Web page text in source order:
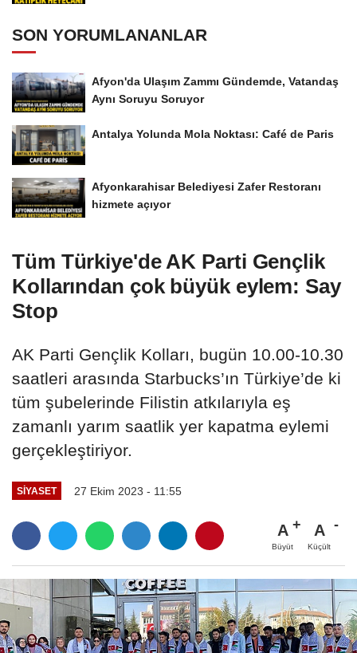
SON YORUMLANANLAR
Afyon'da Ulaşım Zammı Gündemde, Vatandaş
Aynı Soruyu Soruyor
Antalya Yolunda Mola Noktası: Café de Paris
Afyonkarahisar Belediyesi Zafer Restoranı
hizmete açıyor
Tüm Türkiye'de AK Parti Gençlik
Kollarından çok büyük eylem: Say
Stop
AK Parti Gençlik Kolları, bugün 10.00-10.30
saatleri arasında Starbucks’ın Türkiye’de ki
tüm şubelerinde Filistin atkılarıyla eş
zamanlı yarım saatlik yer kapatma eylemi
gerçekleştiriyor.
SIYASET 27 Ekim 2023 - 11:55
A
Büyüt
A
Küçült